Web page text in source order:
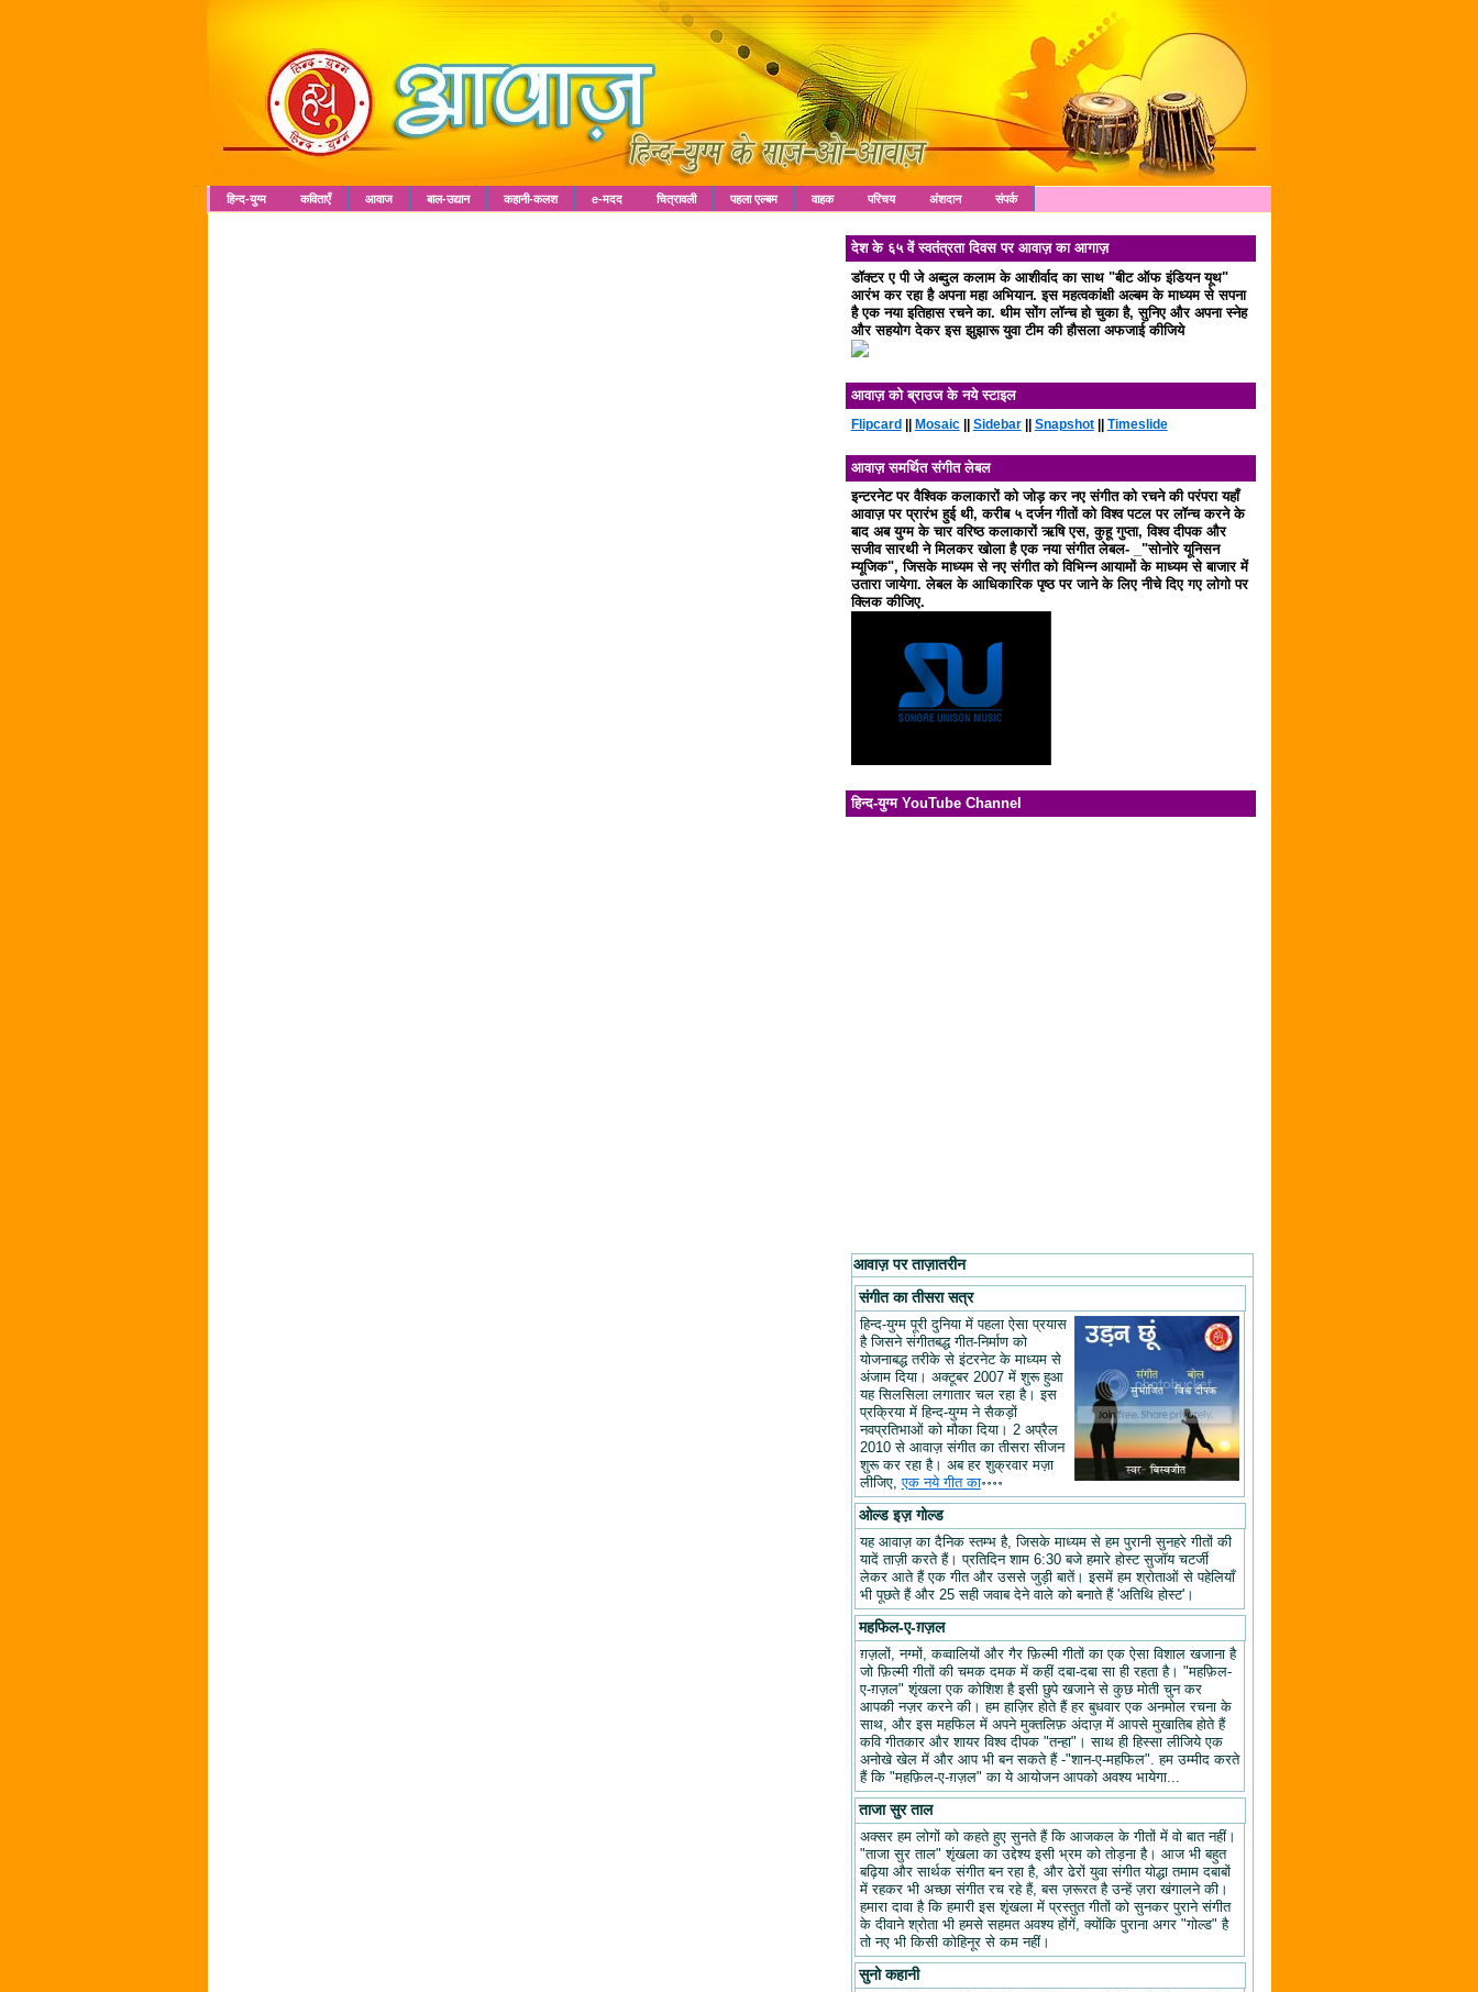
हिन्द-युग्म कविताएँ आवाज बाल-उद्यान कहानी-कलश e-मदद चित्रावली पहला एल्बम वाहक परिचय अंशदान संपर्क
देश के ६५ वें स्वतंत्रता दिवस पर आवाज़ का आगाज़
डॉक्टर ए पी जे अब्दुल कलाम के आशीर्वाद का साथ "बीट ऑफ इंडियन यूथ"
आरंभ कर रहा है अपना महा अभियान. इस महत्वकांक्षी अल्बम के माध्यम से सपना
है एक नया इतिहास रचने का. थीम सोंग लॉन्च हो चुका है, सुनिए और अपना स्नेह
और सहयोग देकर इस झुझारू युवा टीम की हौसला अफजाई कीजिये
आवाज़ को ब्राउज के नये स्टाइल
Flipcard Mosaic|| Sidebar|| Snapshot|| Timeslide
आवाज़ समर्थित संगीत लेबल
इन्टरनेट पर वैश्विक कलाकारों को जोड़ कर नए संगीत को रचने की परंपरा यहाँ
आवाज़ पर प्रारंभ हुई थी, करीब ५ दर्जन गीतों को विश्व पटल पर लॉन्च करने के
बाद अब युग्म के चार वरिष्ठ कलाकारों ऋषि एस, कुहू गुप्ता, विश्व दीपक और
सजीव सारथी ने मिलकर खोला है एक नया संगीत लेबल- _"सोनोरे यूनिसन
म्यूजिक", जिसके माध्यम से नए संगीत को विभिन्न आयामों के माध्यम से बाजार में
उतारा जायेगा. लेबल के आधिकारिक पृष्ठ पर जाने के लिए नीचे दिए गए लोगो पर
क्लिक कीजिए.
हिन्द-युग्म YouTube Channel
आवाज़ पर ताज़ातरीन
संगीत का तीसरा सत्र
हिन्द-युग्म पूरी दुनिया में पहला ऐसा प्रयास
है जिसने संगीतबद्ध गीत-निर्माण को
योजनाबद्ध तरीके से इंटरनेट के माध्यम से
अंजाम दिया। अक्टूबर 2007 में शुरू हुआ
यह सिलसिला लगातार चल रहा है। इस
प्रक्रिया में हिन्द-युग्म ने सैकड़ों
नवप्रतिभाओं को मौका दिया। 2 अप्रैल
2010 से आवाज़ संगीत का तीसरा सीजन
शुरू कर रहा है। अब हर शुक्रवार मज़ा
लीजिए,एक नये गीत का॰॰॰॰
ओल्ड इज़ गोल्ड
यह आवाज़ का दैनिक स्तम्भ है, जिसके माध्यम से हम पुरानी सुनहरे गीतों की
यादें ताज़ी करते हैं। प्रतिदिन शाम 6:30 बजे हमारे होस्ट सुजॉय चटर्जी
लेकर आते हैं एक गीत और उससे जुड़ी बातें। इसमें हम श्रोताओं से पहेलियाँ
भी पूछते हैं और 25 सही जवाब देने वाले को बनाते हैं 'अतिथि होस्ट'।
महफिल-ए-ग़ज़ल
ग़ज़लों, नग्मों, कव्वालियों और गैर फ़िल्मी गीतों का एक ऐसा विशाल खजाना है
जो फ़िल्मी गीतों की चमक दमक में कहीं दबा-दबा सा ही रहता है। "महफ़िल-
ए-ग़ज़ल" शृंखला एक कोशिश है इसी छुपे खजाने से कुछ मोती चुन कर
आपकी नज़र करने की। हम हाज़िर होते हैं हर बुधवार एक अनमोल रचना के
साथ, और इस महफिल में अपने मुक्तलिफ़ अंदाज़ में आपसे मुखातिब होते हैं
कवि गीतकार और शायर विश्व दीपक "तन्हा"। साथ ही हिस्सा लीजिये एक
अनोखे खेल में और आप भी बन सकते हैं -"शान-ए-महफिल". हम उम्मीद करते
हैं कि "महफ़िल-ए-ग़ज़ल" का ये आयोजन आपको अवश्य भायेगा...
ताजा सुर ताल
अक्सर हम लोगों को कहते हुए सुनते हैं कि आजकल के गीतों में वो बात नहीं।
"ताजा सुर ताल" शृंखला का उद्देश्य इसी भ्रम को तोड़ना है। आज भी बहुत
बढ़िया और सार्थक संगीत बन रहा है, और ढेरों युवा संगीत योद्धा तमाम दबाबों
में रहकर भी अच्छा संगीत रच रहे हैं, बस ज़रूरत है उन्हें ज़रा खंगालने की।
हमारा दावा है कि हमारी इस शृंखला में प्रस्तुत गीतों को सुनकर पुराने संगीत
के दीवाने श्रोता भी हमसे सहमत अवश्य होंगें, क्योंकि पुराना अगर "गोल्ड" है
तो नए भी किसी कोहिनूर से कम नहीं।
सुनो कहानी